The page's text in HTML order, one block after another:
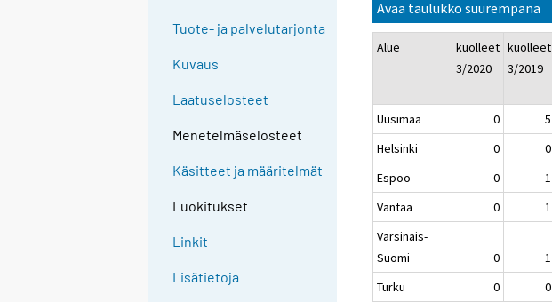
Tuote- ja palvelutarjonta
Kuvaus
Laatuselosteet
Menetelmäselosteet
Käsitteet ja määritelmät
Luokitukset
Linkit
Lisätietoja
Avaa taulukko suurempana
Alue
kuolleet
3/2020
kuolleet
3/2019
Uusimaa 0 5
Helsinki
0 0
Espoo
0 1
Vantaa
0 1
Varsinais-
Suomi
0 1
Turku
0 0